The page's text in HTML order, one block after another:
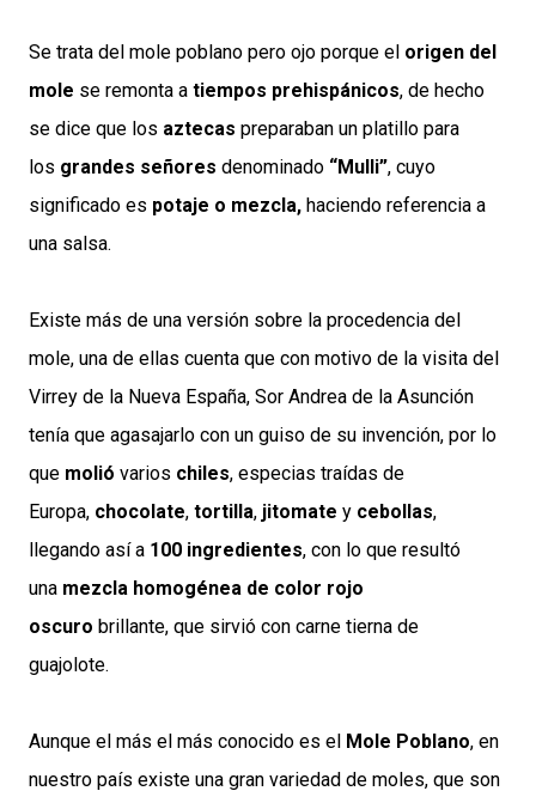
Se trata del mole poblano pero ojo porque el origen del
mole se remonta a tiempos prehispánicos, de hecho
se dice que los aztecas preparaban un platillo para
los grandes señores denominado “Mulli”, cuyo
significado es potaje o mezcla, haciendo referencia a
una salsa.
Existe más de una versión sobre la procedencia del
mole, una de ellas cuenta que con motivo de la visita del
Virrey de la Nueva España, Sor Andrea de la Asunción
tenía que agasajarlo con un guiso de su invención, por lo
que molió varios chiles, especias traídas de
Europa, chocolate, tortilla, jitomate y cebollas,
llegando así a 100 ingredientes, con lo que resultó
una mezcla homogénea de color rojo
oscuro brillante, que sirvió con carne tierna de
guajolote.
Aunque el más el más conocido es el Mole Poblano, en
nuestro país existe una gran variedad de moles, que son